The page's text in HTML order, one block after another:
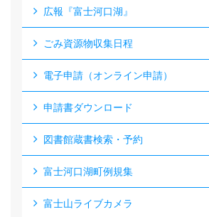
広報『富士河口湖』
ごみ資源物収集日程
電子申請（オンライン申請）
申請書ダウンロード
図書館蔵書検索・予約
富士河口湖町例規集
富士山ライブカメラ